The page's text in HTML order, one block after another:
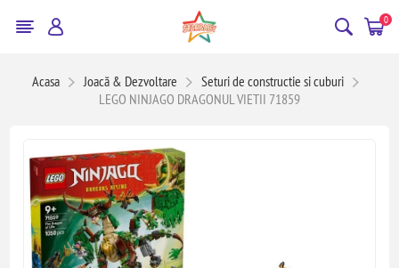
0
Acasa Joacă & Dezvoltare
Seturi de constructie si cuburi
LEGO NINJAGO DRAGONUL VIETII 71859